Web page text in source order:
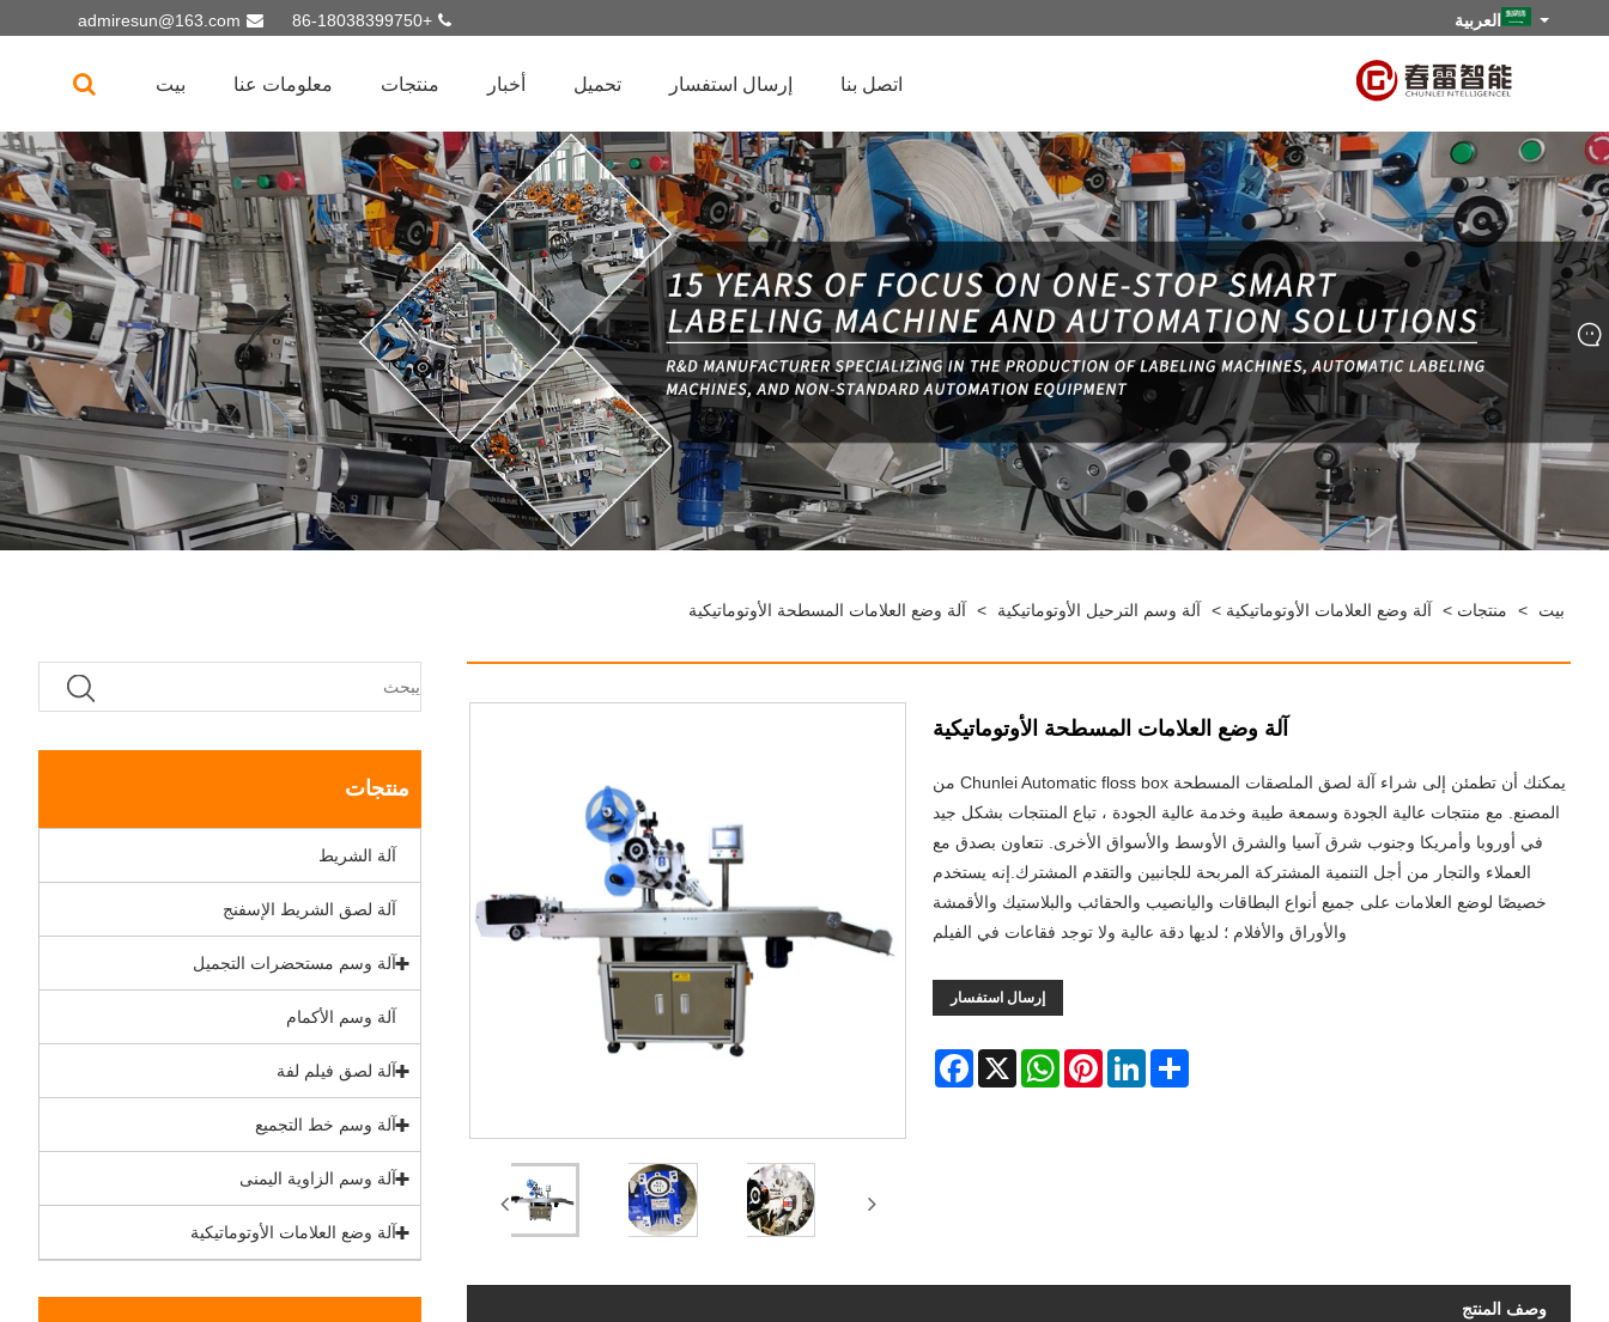
+86-18038399750
admiresun@163.com العربية
بيت معلومات عنا منتجات أخبار تحميل إرسال استفسار اتصل بنا
بيت > منتجات > آلة وضع العلامات الأوتوماتيكية > آلة وسم الترحيل الأوتوماتيكية > آلة وضع العلامات المسطحة الأوتوماتيكية
منتجات
آلة الشريط
آلة لصق الشريط الإسفنج
آلة وسم مستحضرات التجميل
آلة وسم الأكمام
آلة لصق فيلم لفة
آلة وسم خط التجميع
آلة وسم الزاوية اليمنى
آلة وضع العلامات الأوتوماتيكية
آلة وضع العلامات المسطحة الأوتوماتيكية
يمكنك أن تطمئن إلى شراء آلة لصق الملصقات المسطحة Chunlei Automatic floss box من
المصنع. مع منتجات عالية الجودة وسمعة طيبة وخدمة عالية الجودة ، تباع المنتجات بشكل جيد
في أوروبا وأمريكا وجنوب شرق آسيا والشرق الأوسط والأسواق الأخرى. نتعاون بصدق مع
العملاء والتجار من أجل التنمية المشتركة المربحة للجانبين والتقدم المشترك.إنه يستخدم
خصيصًا لوضع العلامات على جميع أنواع البطاقات واليانصيب والحقائب والبلاستيك والأقمشة
والأوراق والأفلام ؛ لديها دقة عالية ولا توجد فقاعات في الفيلم
إرسال استفسار
Facebook X
WhatsAppPinterestLinkedInShare
وصف المنتج